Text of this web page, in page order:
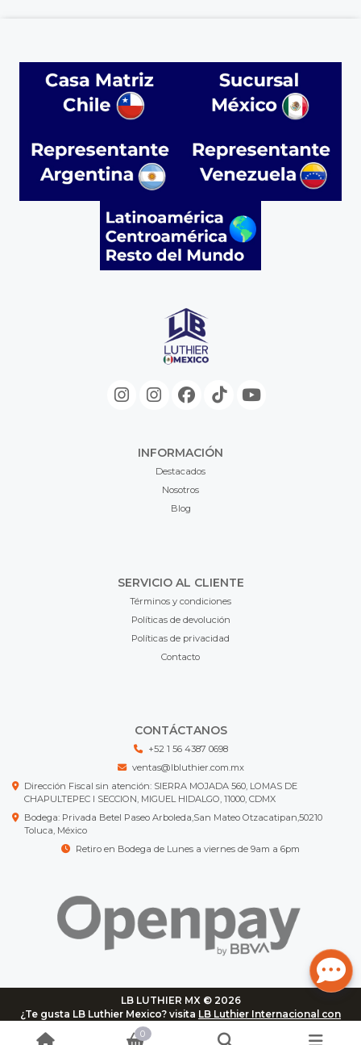
INFORMACIÓN
Destacados
Nosotros
Blog
SERVICIO AL CLIENTE
Términos y condiciones
Políticas de devolución
Políticas de privacidad
Contacto
CONTÁCTANOS
+52 1 56 4387 0698
ventas@lbluthier.com.mx
Dirección Fiscal sin atención: SIERRA MOJADA 560, LOMAS DE
CHAPULTEPEC I SECCION, MIGUEL HIDALGO, 11000, CDMX
Bodega: Privada Betel Paseo Arboleda,San Mateo Otzacatipan,50210
Toluca, México
Retiro en Bodega de Lunes a viernes de 9am a 6pm
LB LUTHIER MX © 2026
¿Te gusta LB Luthier Mexico? visita LB Luthier Internacional con
más de 3.000 productos disponibles
0